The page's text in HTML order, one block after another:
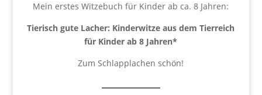
Mein erstes Witzebuch für Kinder ab ca. 8 Jahren:
Tierisch gute Lacher: Kinderwitze aus dem Tierreich
für Kinder ab 8 Jahren*
Zum Schlapplachen schön!